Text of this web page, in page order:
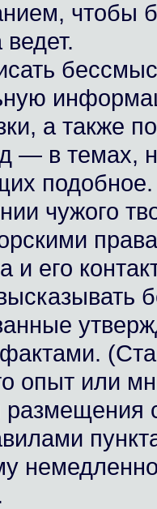
чтобы
а также
— в темах,
подобное.
чужого
и его
опыт или
размещения